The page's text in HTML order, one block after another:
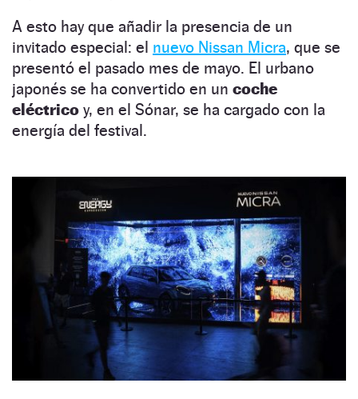
A esto hay que añadir la presencia de un
invitado especial: el nuevo Nissan Micra, que se
presentó el pasado mes de mayo. El urbano
japonés se ha convertido en un coche
eléctrico y, en el Sónar, se ha cargado con la
energía del festival.